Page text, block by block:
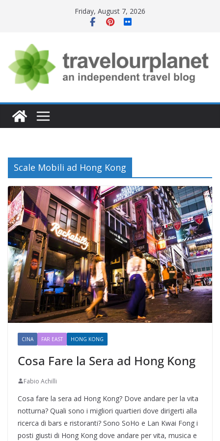
Friday, August 7, 2026
Scale Mobili ad Hong Kong
CINA FAR EAST HONG KONG
Cosa Fare la Sera ad Hong Kong
Fabio Achilli
Cosa fare la sera ad Hong Kong? Dove andare per la vita
notturna? Quali sono i migliori quartieri dove dirigerti alla
ricerca di bars e ristoranti? Sono SoHo e Lan Kwai Fong i
posti giusti di Hong Kong dove andare per vita, musica e